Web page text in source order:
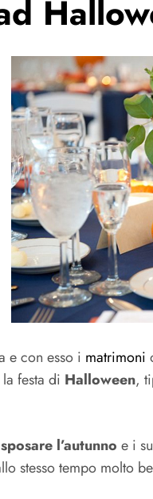
e con esso i matrimoni
festa di Halloween,
sposare l’autunno e i
stesso tempo molto